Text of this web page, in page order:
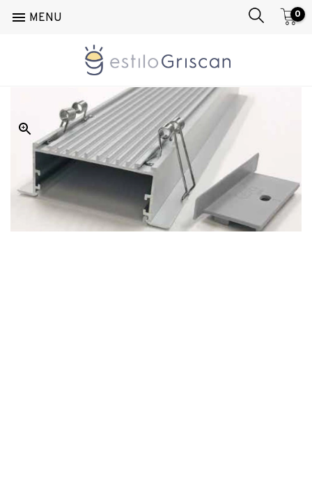
 MENU 0
Accesorios / Perfiles / PEX 300